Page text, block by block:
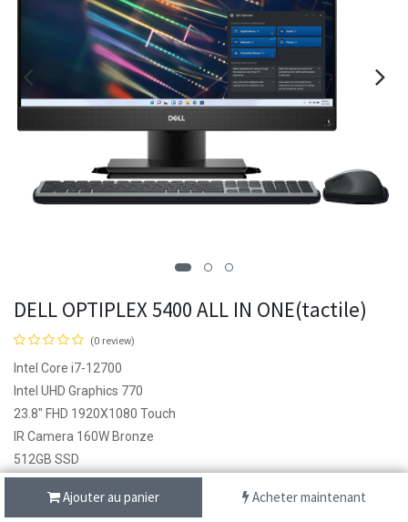
Ajouter au panier Acheter maintenant
DELL OPTIPLEX 5400 ALL IN ONE(tactile)
(0 review)
Intel Core i7-12700
Intel UHD Graphics 770
23.8" FHD 1920X1080 Touch
IR Camera 160W Bronze
512GB SSD
16GB
170 000,00DA